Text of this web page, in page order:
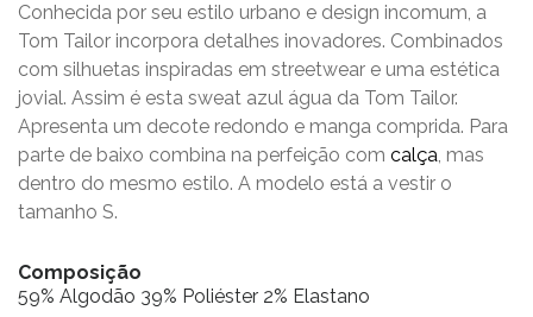
Conhecida por seu estilo urbano e design incomum, a
Tom Tailor incorpora detalhes inovadores. Combinados
com silhuetas inspiradas em streetwear e uma estética
jovial. Assim é esta sweat azul água da Tom Tailor.
Apresenta um decote redondo e manga comprida. Para
parte de baixo combina na perfeição com calça, mas
dentro do mesmo estilo. A modelo está a vestir o
tamanho S.
Composição
59% Algodão 39% Poliéster 2% Elastano